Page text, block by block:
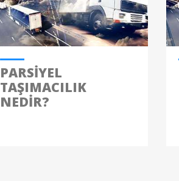
PARSIYEL
TAŞIMACILIK
NEDIR?